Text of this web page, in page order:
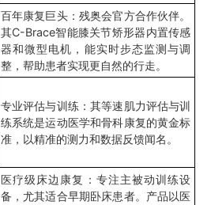
百年康复巨头：残奥会官方合作伙伴。
其C-Brace智能膝关节矫形器内置传感
器和微型电机，能实时步态监测与调
整，帮助患者实现更自然的行走。
专业评估与训练：其等速肌力评估与训
练系统是运动医学和骨科康复的黄金标
准，以精准的测力和数据反馈闻名。
医疗级床边康复：专注主被动训练设
备，尤其适合早期卧床患者。产品以医